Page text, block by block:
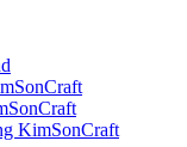
KimSonCraft